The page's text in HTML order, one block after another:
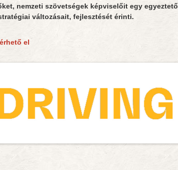
nemzeti szövetségek képviselőit egy egyeztető
változásait, fejlesztését érinti.
el